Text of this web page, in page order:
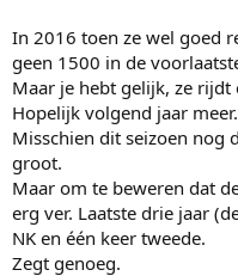
In 2016 toen ze wel goed
geen 1500 in de
Maar je hebt gelijk, ze rijdt
Hopelijk volgend jaar meer.
Misschien dit seizoen nog
groot.
Maar om te beweren dat
erg ver. Laatste drie jaar
NK en één keer tweede.
Zegt genoeg.